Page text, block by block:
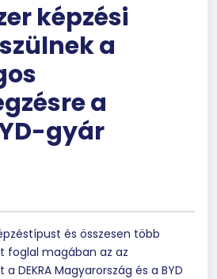
képzési
a
a
gyár
és összesen több
foglal magában az az
DEKRA Magyarország és a BYD